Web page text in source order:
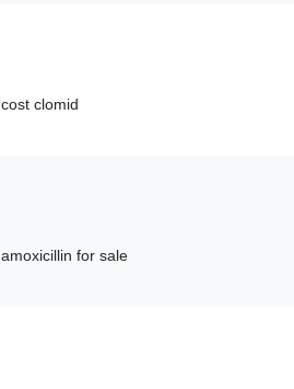
cost clomid
amoxicillin for sale